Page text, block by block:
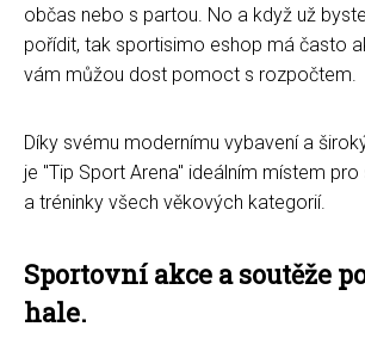
občas nebo s partou. No a když už
pořídit, tak sportisimo eshop má často
vám můžou dost pomoct s rozpočtem.
Díky svému modernímu vybavení a
je "Tip Sport Arena" ideálním místem
a tréninky všech věkových kategorií.
Sportovní akce a soutěže
hale.